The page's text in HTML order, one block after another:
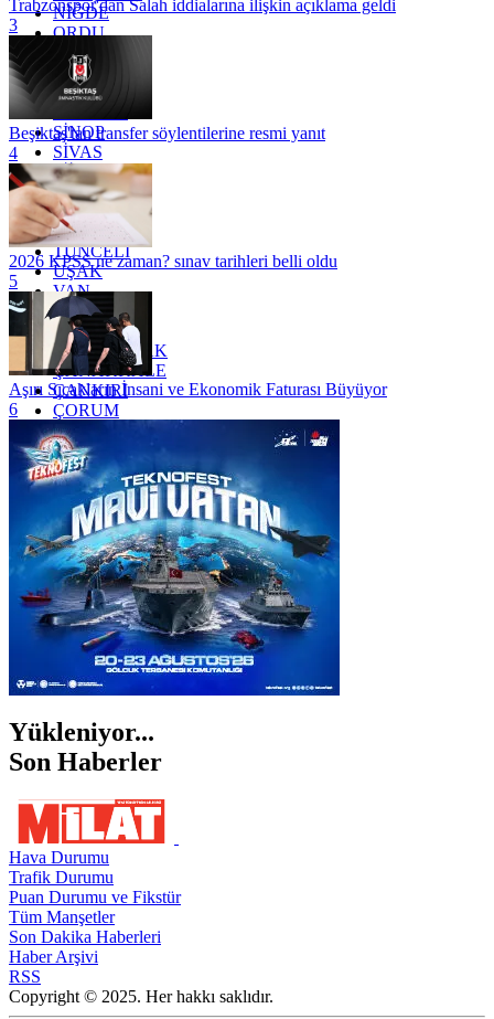
NİĞDE
ORDU
OSMANİYE
RİZE
SAKARYA
SİNOP
SİVAS
SİİRT
TEKİRDAĞ
TOKAT
TRABZON
TUNCELİ
UŞAK
VAN
YALOVA
YOZGAT
ZONGULDAK
ÇANAKKALE
ÇANKIRI
ÇORUM
İSTANBUL
İZMİR
ŞANLIURFA
ŞIRNAK
Trabzonspor'dan Salah iddialarına ilişkin açıklama geldi
3
Beşiktaş'tan transfer söylentilerine resmi yanıt
4
2026 KPSS ne zaman? sınav tarihleri belli oldu
5
Aşırı Sıcakların İnsani ve Ekonomik Faturası Büyüyor
6
Yükleniyor...
Son Haberler
Hava Durumu
Trafik Durumu
Puan Durumu ve Fikstür
Tüm Manşetler
Son Dakika Haberleri
Haber Arşivi
RSS
Copyright © 2025. Her hakkı saklıdır.